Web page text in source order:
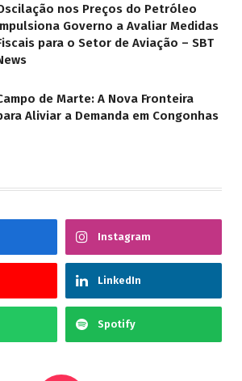
nos Preços do Petróleo
Governo a Avaliar Medidas
para o Setor de Aviação – SBT
de Marte: A Nova Fronteira
Aliviar a Demanda em Congonhas
Instagram
LinkedIn
Spotify